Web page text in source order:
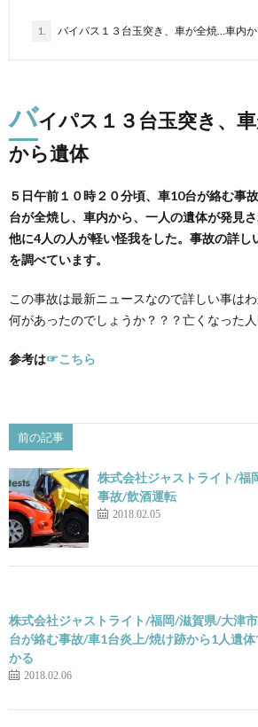
1. バイパス１３台玉突き、車が全焼…車内
バイパス１３台玉突き、
から遺体
５日午前１０時２０分頃、車10台が絡む事
台が全焼し、車内から、一人の遺体が発見さ
他に4人の人が軽い怪我をした。事故の詳し
を調べています。
この事故は最新ニュースなので詳しい事はわ
何があったのでしょうか？？？亡くなった人
参考は☞こちら
前の記事
株式会社ジャストライト/福
事故/飲酒運転
2018.02.05
株式会社ジャストライト/福岡/滋賀県/大津
台が絡む事故/車1台炎上/焼け跡から1人遺
かる
2018.02.06